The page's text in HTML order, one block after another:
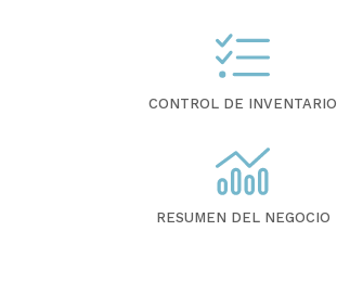
CONTROL DE INVENTARIO
RESUMEN DEL NEGOCIO